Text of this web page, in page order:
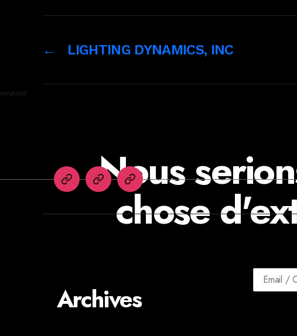
← LIGHTING DYNAMICS, INC
ddfdfdfdf
English Agents Newsletters
Archives
Nous
chose